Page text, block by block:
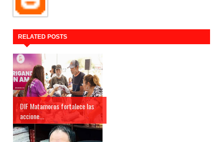
RELATED POSTS
DIF Matamoros fortalece las
accione...